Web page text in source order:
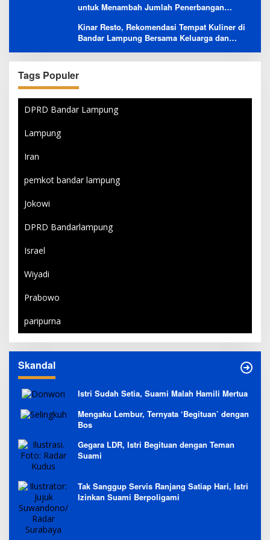
untuk Menambah Jumlah Penerbangan
Kinar Resto, Rekomendasi Tempat Kuliner di
Bandar Lampung Bersama Keluarga dan
Tags Populer
DPRD Bandar Lampung
Lampung
Iran
pemkot bandar lampung
Jokowi
DPRD Bandarlampung
Israel
Wiyadi
Prabowo
paripurna
Skandal
Istri Sudah Setia, Suami Malah Hamili Mertua
Mengaku Lembur, Ternyata ‘Begituan’ dengan
Bos
Gegara LDR, Istri Begituan dengan Teman
Suami
Tak Sanggup Servis Ranjang Satiap Hari, Istri
Izinkan Suami Berpoligami